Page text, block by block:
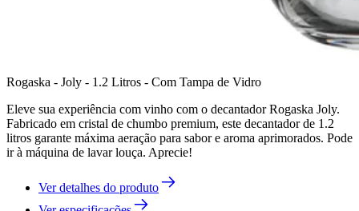
Rogaska - Joly - 1.2 Litros - Com Tampa de Vidro
Eleve sua experiência com vinho com o decantador Rogaska Joly.
Fabricado em cristal de chumbo premium, este decantador de 1.2
litros garante máxima aeração para sabor e aroma aprimorados. Pode
ir à máquina de lavar louça. Aprecie!
Ver detalhes do produto